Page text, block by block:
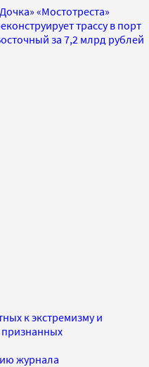
«Мостотреста»
трассу в порт
за 7,2 млрд рублей
к экстремизму и
признанных
журнала